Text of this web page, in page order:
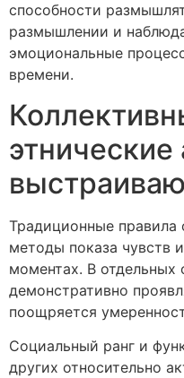
способности
размышлении и
эмоциональные
времени.
Традиционные
методы показа чувств
моментах. В отдельных
демонстративно
поощряется
Социальный ранг и
других относительно